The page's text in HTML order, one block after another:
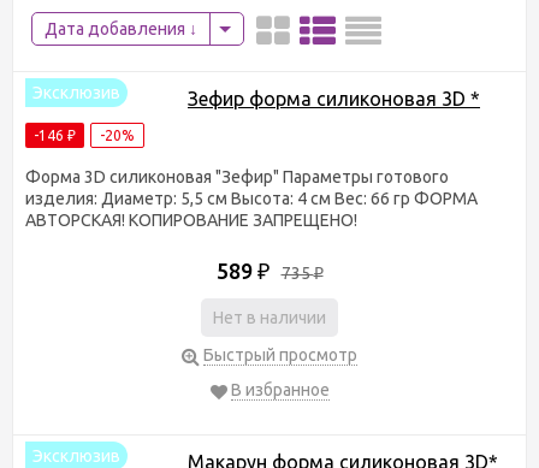
Дата добавления
Эксклюзив Зефир форма силиконовая 3D *
-146 ₽ -20%
Форма 3D силиконовая "​Зефир" Параметры готового
изделия: Диаметр: 5,5 см Высота: 4 см Вес: 66 гр ФОРМА
АВТОРСКАЯ! КОПИРОВАНИЕ ЗАПРЕЩЕНО!
589 ₽ 735₽
Нет в наличии
Быстрый просмотр
В избранное
Эксклюзив Макарун форма силиконовая 3D*